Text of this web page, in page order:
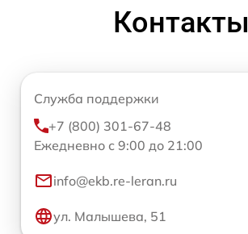
Контакты
Служба поддержки
+7 (800) 301-67-48
Ежедневно с 9:00 до 21:00
info@ekb.re-leran.ru
ул. Малышева, 51